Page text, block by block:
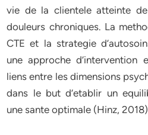
vie de la clientele atteinte
douleurs chroniques. La
CTE et la strategie
une approche d’intervention
liens entre les dimensions
dans le but d’etablir un
une sante optimale (Hinz,